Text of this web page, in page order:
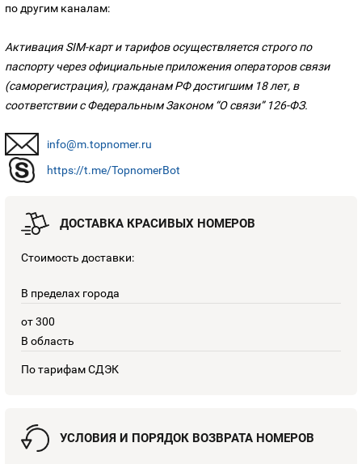
по другим каналам:
Активация SIM-карт и тарифов осуществляется строго по
паспорту через официальные приложения операторов связи
(саморегистрация), гражданам РФ достигшим 18 лет, в
соответствии с Федеральным Законом “О связи” 126-ФЗ.
info@m.topnomer.ru
https://t.me/TopnomerBot
ДОСТАВКА КРАСИВЫХ НОМЕРОВ
Стоимость доставки:
В пределах города
от 300
В область
По тарифам СДЭК
УСЛОВИЯ И ПОРЯДОК ВОЗВРАТА НОМЕРОВ